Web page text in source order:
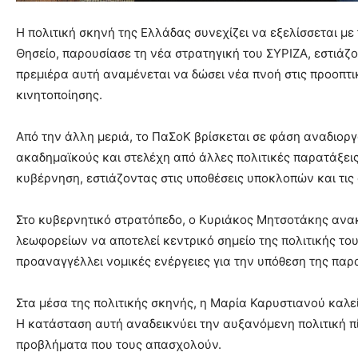
Η πολιτική σκηνή της Ελλάδας συνεχίζει να εξελίσσεται
Θησείο, παρουσίασε τη νέα στρατηγική του ΣΥΡΙΖΑ,
πρεμιέρα αυτή αναμένεται να δώσει νέα πνοή στις
κινητοποίησης.
Από την άλλη μεριά, το ΠαΣοΚ βρίσκεται σε φάση
ακαδημαϊκούς και στελέχη από άλλες πολιτικές
κυβέρνηση, εστιάζοντας στις υποθέσεις υποκλοπών και
Στο κυβερνητικό στρατόπεδο, ο Κυριάκος Μητσοτάκης
λεωφορείων να αποτελεί κεντρικό σημείο της
προαναγγέλλει νομικές ενέργειες για την υπόθεση της
Στα μέσα της πολιτικής σκηνής, η Μαρία Καρυστιανού
Η κατάσταση αυτή αναδεικνύει την αυξανόμενη πολιτική
προβλήματα που τους απασχολούν.